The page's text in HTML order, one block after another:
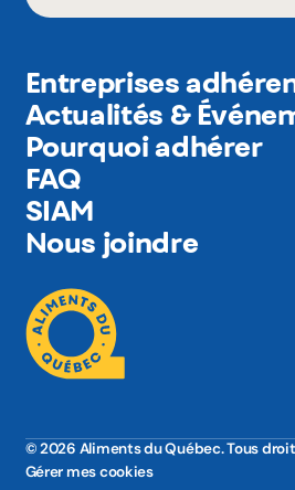
Entreprises
Actualités &
Pourquoi adhérer
FAQ
SIAM
Nous joindre
© 2026 Aliments du Québec. Tous
Gérer mes cookies